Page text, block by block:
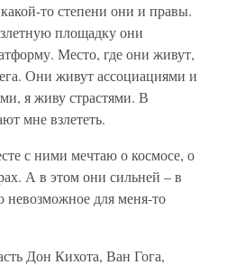
то степени они и правы.
площадку они
Место, где они живут,
Они живут ассоциациями и
я живу страстями. В
мне взлететь.
с ними мечтаю о космосе, о
А в этом они сильней – в
для меня-то
Дон Кихота, Ван Гога,